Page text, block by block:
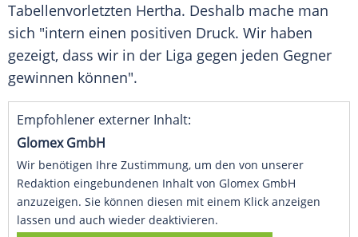
Tabellenvorletzten Hertha. Deshalb mache man
sich "intern einen positiven Druck. Wir haben
gezeigt, dass wir in der Liga gegen jeden Gegner
gewinnen können".
Empfohlener externer Inhalt:
Glomex GmbH
Wir benötigen Ihre Zustimmung, um den von unserer
Redaktion eingebundenen Inhalt von Glomex GmbH
anzuzeigen. Sie können diesen mit einem Klick anzeigen
lassen und auch wieder deaktivieren.